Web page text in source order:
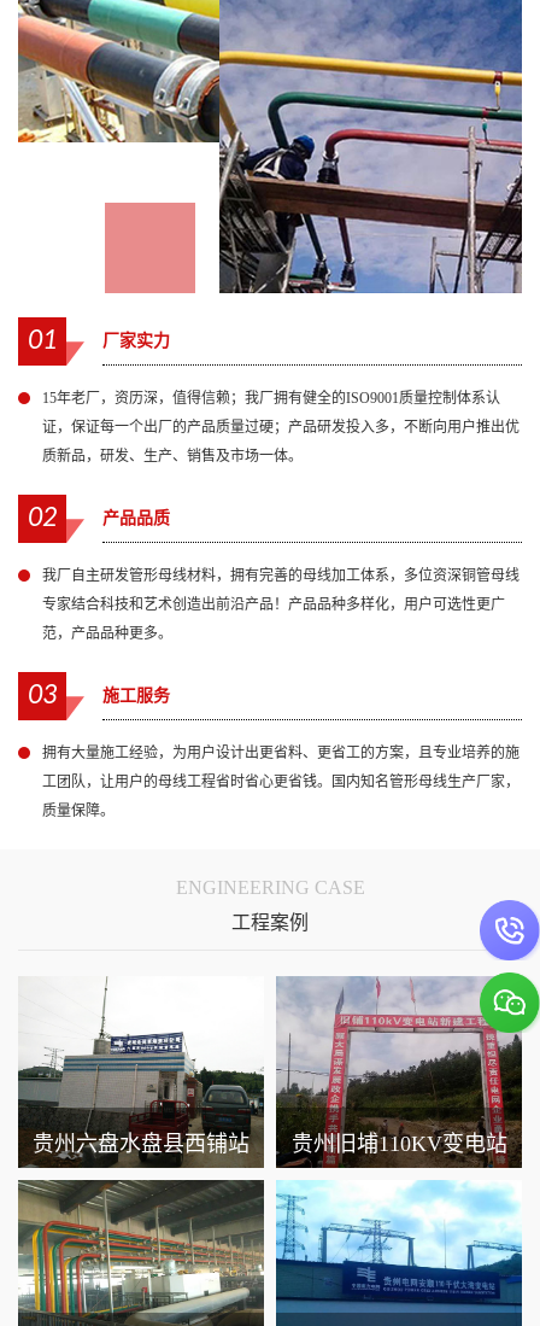
01 厂家实力
15年老厂，资历深，值得信赖；我厂拥有健全的ISO9001质量控制体系认
证，保证每一个出厂的产品质量过硬；产品研发投入多，不断向用户推出优
质新品，研发、生产、销售及市场一体。
02 产品品质
我厂自主研发管形母线材料，拥有完善的母线加工体系，多位资深铜管母线
专家结合科技和艺术创造出前沿产品！产品品种多样化，用户可选性更广
范，产品品种更多。
03 施工服务
拥有大量施工经验，为用户设计出更省料、更省工的方案，且专业培养的施
工团队，让用户的母线工程省时省心更省钱。国内知名管形母线生产厂家，
质量保障。
ENGINEERING CASE
工程案例
贵州六盘水盘县西铺站 贵州旧埔110KV变电站